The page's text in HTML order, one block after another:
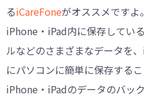
るiCareFoneがオススメですよ
iPhone・iPad内に保存してい
ルなどのさまざまなデータを
にパソコンに簡単に保存する
iPhone・iPadのデータのバッ